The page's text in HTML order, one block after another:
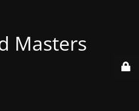
Masters